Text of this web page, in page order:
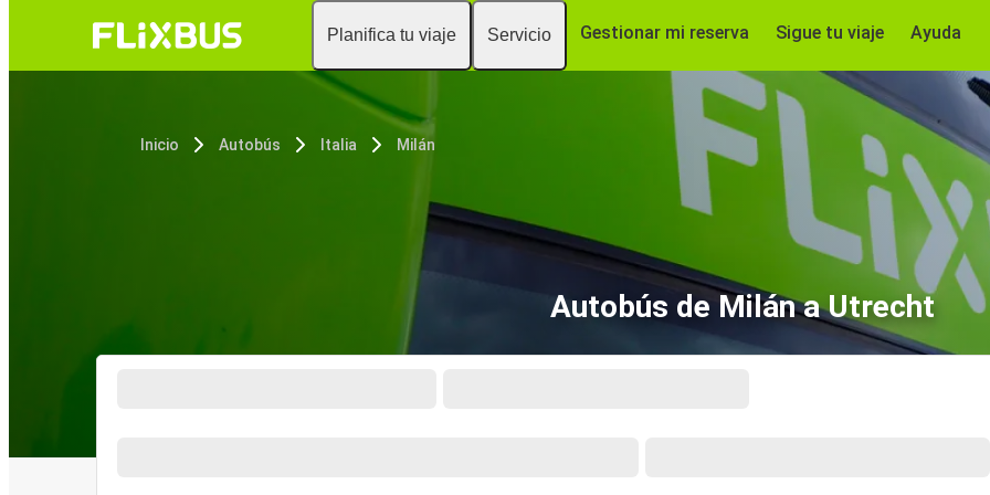
Planifica tu viaje Servicio Gestionar mi reserva Sigue tu viaje Ayuda
Inicio Autobús Italia Milán
Autobús de Milán a Utrecht